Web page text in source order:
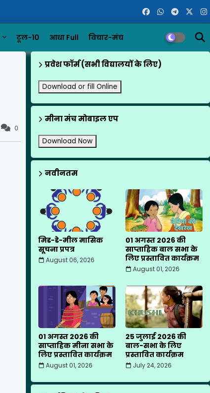
टूल-10 आधा Full विचार-मंच
0
प्रवेश फॉर्म (सभी विद्यालयों के लिए)
Download or fill Online
मीना मंच मोबाइल एप
Download Now
नवीनतम
मिड-डे-मील मासिक
सूचना प्रपत्र
August 06, 2026
01 अगस्त 2026 की
साप्ताहिक बाल सभा के
लिए प्रस्तावित कार्यक्रम
August 01, 2026
01 अगस्त 2026 की
साप्ताहिक मीना सभा के
लिए प्रस्तावित कार्यक्रम
August 01, 2026
25 जुलाई 2026 की
बाल-सभा के लिए
प्रस्तावित कार्यक्रम
July 24, 2026